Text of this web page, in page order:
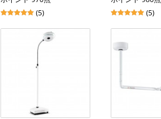
(5)
(5)